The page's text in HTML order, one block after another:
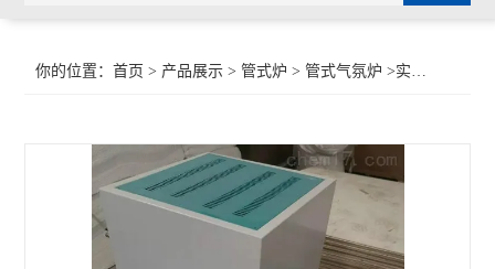
你的位置：首页 > 产品展示 >管式炉 >管式气氛炉 >实验室管式电阻炉